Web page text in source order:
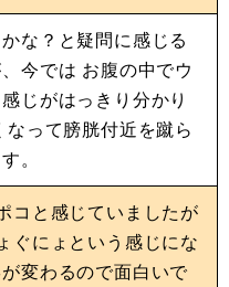
な？と疑問に感じる
今では お腹の中でウ
じがはっきり分かり
って膀胱付近を蹴ら
。
コと感じていましたが
ぐにょという感じにな
変わるので面白いで